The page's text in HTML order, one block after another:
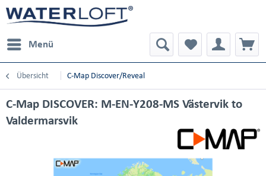
Menü
Übersicht C-Map Discover/Reveal
C-Map DISCOVER: M-EN-Y208-MS Västervik to
Valdermarsvik